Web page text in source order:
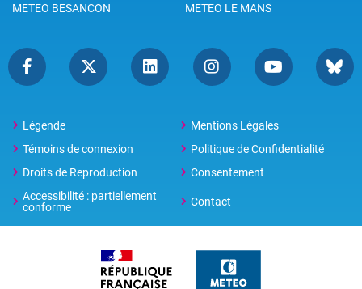
METEO BESANCON
METEO LE MANS
Légende
Mentions Légales
Témoins de connexion
Politique de Confidentialité
Droits de Reproduction
Consentement
Accessibilité : partiellement
conforme
Contact